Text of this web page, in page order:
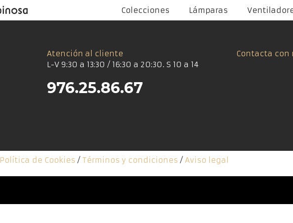
Colecciones Lámparas
Atención al cliente
L-V 9:30 a 13:30 / 16:30 a 20:30. S 10 a 14
976.25.86.67
Contacta con
Política de Cookies / Términos y condiciones / Aviso legal